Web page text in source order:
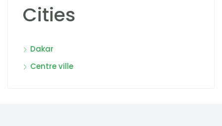
Cities
Dakar
Centre ville